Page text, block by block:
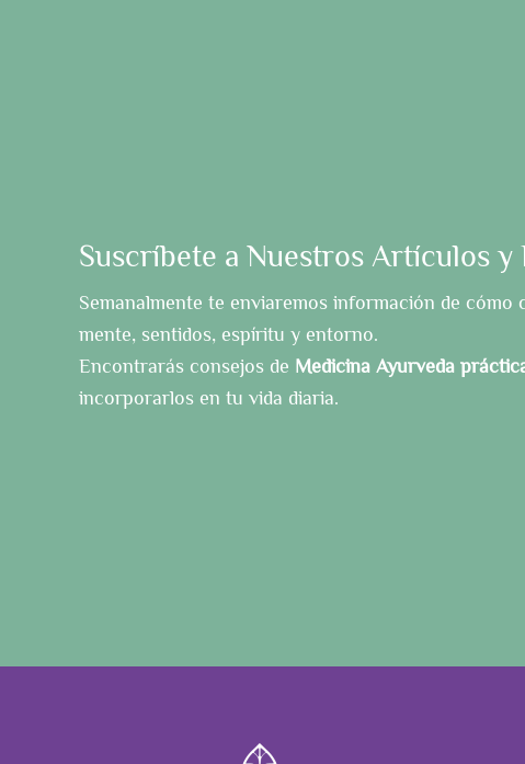
Suscríbete a Nuestros Artículos y
Semanalmente te enviaremos información de cómo
mente, sentidos, espíritu y entorno.
Encontrarás consejos de Medicina Ayurveda
incorporarlos en tu vida diaria.